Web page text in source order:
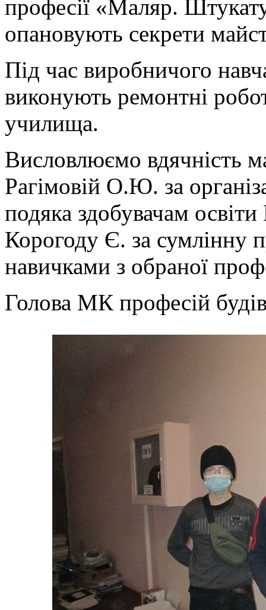
професії «Маляр.
опановують секрети
Під час виробничого
виконують ремонтні
училища.
Висловлюємо вдячність
Рагімовій О.Ю. за
подяка здобувачам
Корогоду Є. за сумлінну
навичками з обраної
Голова МК професій